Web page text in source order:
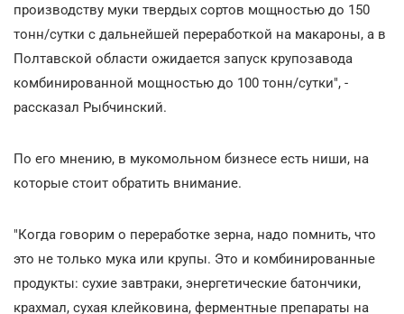
производству муки твердых сортов мощностью до 150
тонн/сутки с дальнейшей переработкой на макароны, а в
Полтавской области ожидается запуск крупозавода
комбинированной мощностью до 100 тонн/сутки", -
рассказал Рыбчинский.
По его мнению, в мукомольном бизнесе есть ниши, на
которые стоит обратить внимание.
"Когда говорим о переработке зерна, надо помнить, что
это не только мука или крупы. Это и комбинированные
продукты: сухие завтраки, энергетические батончики,
крахмал, сухая клейковина, ферментные препараты на